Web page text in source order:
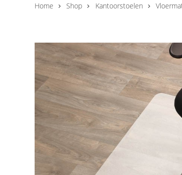
Home Shop Kantoorstoelen